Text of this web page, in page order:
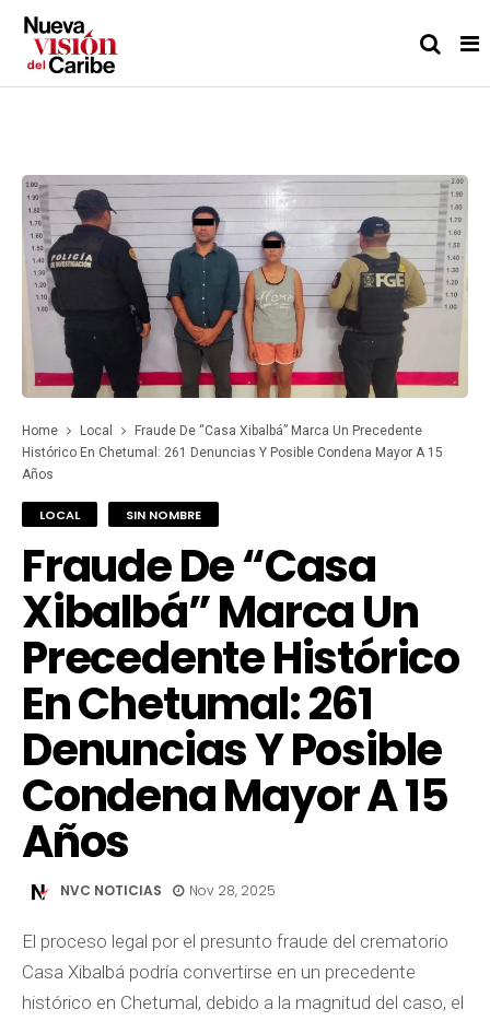
Home Local
Fraude De “Casa Xibalbá” Marca Un Precedente
Histórico En Chetumal: 261 Denuncias Y Posible Condena Mayor A 15
Años
LOCAL SIN NOMBRE
Fraude De “Casa
Xibalbá” Marca Un
Precedente Histórico
En Chetumal: 261
Denuncias Y Posible
Condena Mayor A 15
Años
NVC NOTICIAS Nov 28, 2025
El proceso legal por el presunto fraude del crematorio
Casa Xibalbá podría convertirse en un precedente
histórico en Chetumal, debido a la magnitud del caso, el